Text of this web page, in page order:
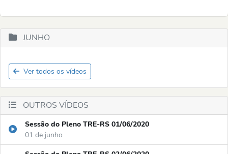
JUNHO
Ver todos os vídeos
OUTROS VÍDEOS
Sessão do Pleno TRE-RS 01/06/2020
01 de junho